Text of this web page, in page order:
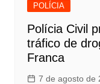
POLÍCIA
Polícia Civil
tráfico de
Franca
7 de agosto de